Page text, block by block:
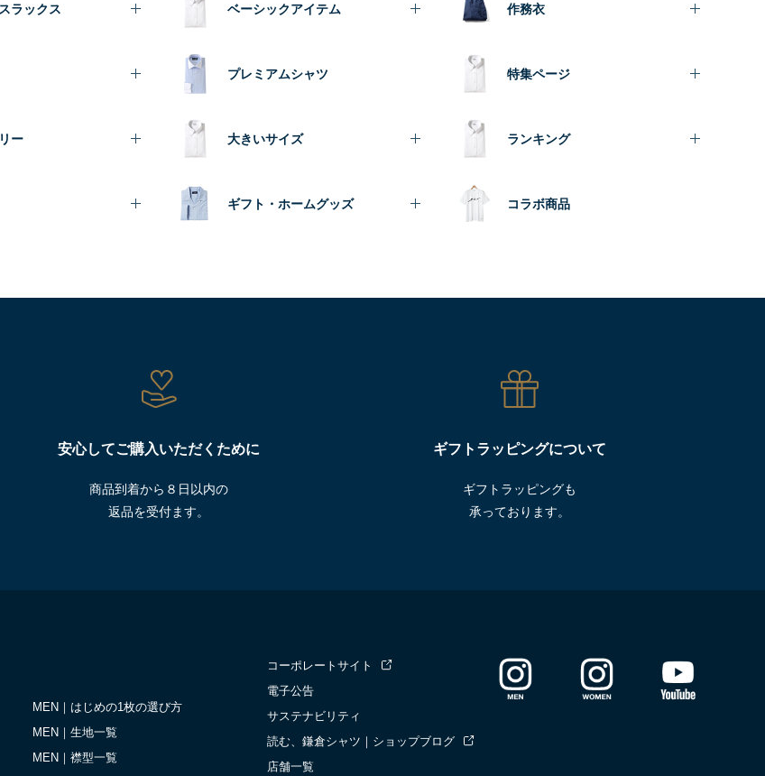
ラックス
ー
ベーシックアイテム
プレミアムシャツ
大きいサイズ
ギフト・ホームグッズ
作務衣
特集ページ
ランキング
コラボ商品
安心してご購入いただくために
商品到着から８日以内の
返品を受付ます。
ギフトラッピングについて
ギフトラッピングも
承っております。
MEN｜はじめの1枚の選び方
MEN｜生地一覧
MEN｜襟型一覧
コーポレートサイト
電子公告
サステナビリティ
読む、鎌倉シャツ｜ショップブログ
店舗一覧